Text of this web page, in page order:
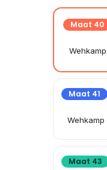
Maat 40
Wehkamp
Maat 41
Wehkamp
Maat 43